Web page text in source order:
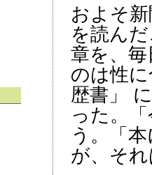
およそ
を読ん
章を、
のは性
歴書」
った。
う。「
が、そ